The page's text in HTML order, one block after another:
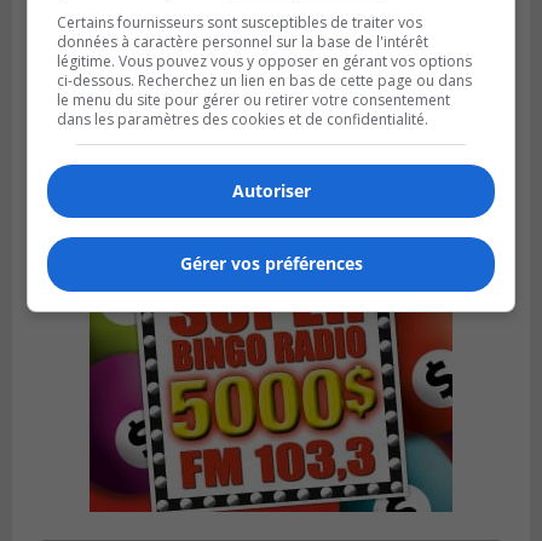
BROSSARD
Publié le 12 février 2024 à 07h55
Le Syndicat de Champlain réclame le
maintien des « clauses d’amnistie »
Certains fournisseurs sont susceptibles de traiter vos
données à caractère personnel sur la base de l'intérêt
légitime. Vous pouvez vous y opposer en gérant vos options
ci-dessous. Recherchez un lien en bas de cette page ou dans
le menu du site pour gérer ou retirer votre consentement
dans les paramètres des cookies et de confidentialité.
Autoriser
Gérer vos préférences